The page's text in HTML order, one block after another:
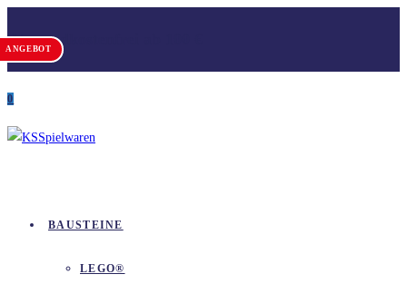
Inhalt
springen
Versandkostenfrei ab 100 €
0
BAUSTEINE
LEGO®
ANGEBOT